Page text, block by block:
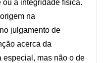
à integridade física.
na
julgamento de
acerca da
especial, mas não o de